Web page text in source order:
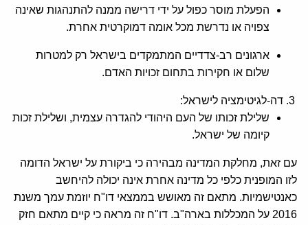
הפעלת מוסר כפול על ידי דרישה ממנה להתנהגות שאינה
צפויה או נדרשת מכל אומה דמוקרטית אחרת.
ארגונים רב-צדדיים המתמקדים בישראל רק למטרות
שלום או חקירות בתחום זכויות האדם.
דה-לגיטימציה לישראל:
שלילת זכותו של העם היהודי להגדרה עצמית, ושלילת זכות
קיומה של ישראל.
עם זאת, מחלקת המדינה מבהירה כי ביקורת על ישראל הדומה
לזו המופנית כלפי כל מדינה אחרת אינה יכולה להיחשב
כאנטישמיות. מתאם זה מאושש בממצאי דו"ח יוזמת עמך משנת
2016 על המכללות בארה"ב. דו"ח זה מראה כי קיים מתאם חזק